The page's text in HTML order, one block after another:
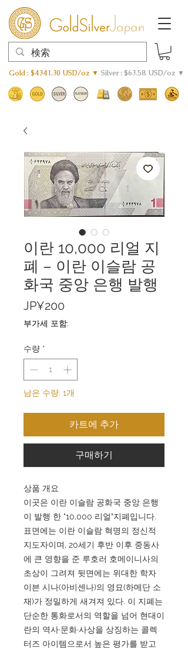
Gold : $4341.30 USD/oz ▼ Silver : $63.58 USD/oz ▼
이란 10,000 리얼 지
폐 – 이란 이슬람 공
화국 중앙 은행 발행
JP¥200
격
부가세 포함:
수량 *
남은 수량: 1개
카트에 추가
구매하기
상품 개요
이곳은 이란 이슬람 공화국 중앙 은행
이 발행 한 "10,000 리얼"지폐입니다.
표면에는 이란 이슬람 혁명의 정신적
지도자이며, 20세기 후반 이후 중동사
에 큰 영향을 준 루호러 호메이니사의
초상이 그려져 뒷면에는 위대한 학자
이븐 시나(아비센나)의 영묘(하메단 소
재)가 정밀하게 새겨져 있다. 이 지폐는
단순한 통화로서의 역할을 넘어 현대이
란의 역사·문화·사상을 상징하는 콜렉
터즈 아이템으로서 높은 평가를 받고